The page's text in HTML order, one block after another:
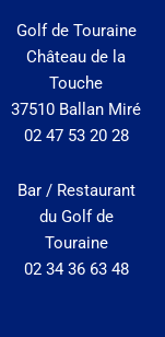
Golf de Touraine
Château de la
Touche
37510 Ballan Miré
02 47 53 20 28
Bar / Restaurant
du Golf de
Touraine
02 34 36 63 48